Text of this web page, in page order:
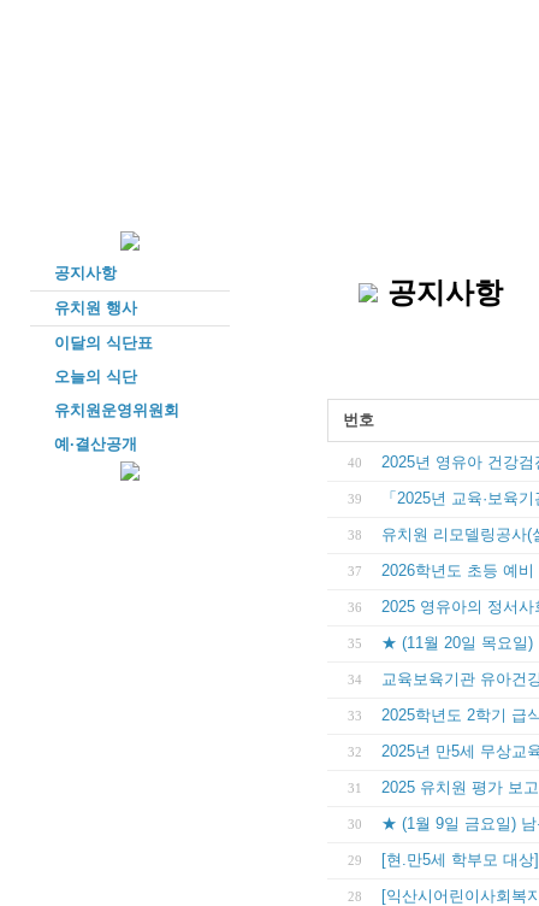
공지사항
유치원 행사
이달의 식단표
오늘의 식단
유치원운영위원회
예·결산공개
공지사항
번호
40 2025년 영유아 건강검
39 「2025년 교육·보육
38 유치원 리모델링공사(
37 2026학년도 초등 예
36 2025 영유아의 정서
35 ★ (11월 20일 목요일)
34 교육보육기관 유아건
33 2025학년도 2학기 급
32 2025년 만5세 무상교
31 2025 유치원 평가 보
30 ★ (1월 9일 금요일)
29 [현.만5세 학부모 대
28 [익산시어린이사회복